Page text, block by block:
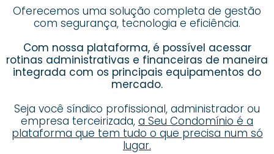
Oferecemos uma solução completa de gestão
com segurança, tecnologia e eficiência.
Com nossa plataforma, é possível acessar
rotinas administrativas e financeiras de maneira
integrada com os principais equipamentos do
mercado.
Seja você síndico profissional, administrador ou
empresa terceirizada, a Seu Condomínio é a
plataforma que tem tudo o que precisa num só
lugar.